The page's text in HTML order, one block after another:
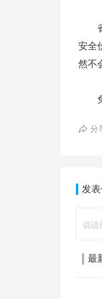
雀
安全
然不
免
分
发
最